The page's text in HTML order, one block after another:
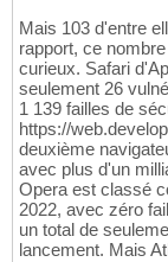
Mais 103 d'entre
rapport, ce
curieux. Safari
seulement 26
1 139 failles de
https://
deuxième
avec plus d'un
Opera est classé
2022, avec zéro
un total de
lancement. Mais